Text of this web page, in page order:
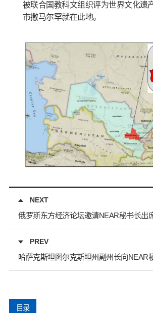
被联合国教科文组织评为世界文化遗
市撒马尔罕就在此地。
NEXT
俄罗斯东方经济论坛邀请NEAR秘书长出
PREV
目录